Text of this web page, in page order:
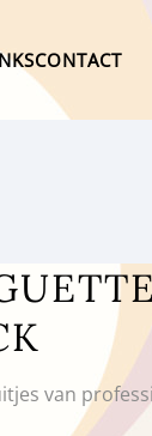
CONTACT
van